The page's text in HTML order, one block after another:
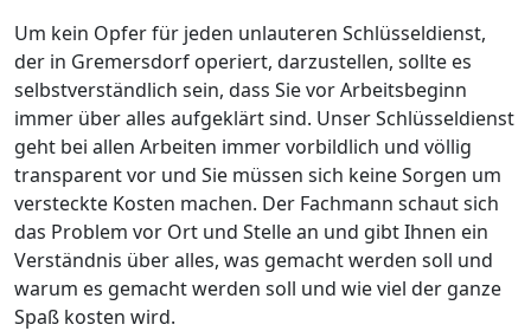
Um kein Opfer für jeden unlauteren Schlüsseldienst,
der in Gremersdorf operiert, darzustellen, sollte es
selbstverständlich sein, dass Sie vor Arbeitsbeginn
immer über alles aufgeklärt sind. Unser Schlüsseldienst
geht bei allen Arbeiten immer vorbildlich und völlig
transparent vor und Sie müssen sich keine Sorgen um
versteckte Kosten machen. Der Fachmann schaut sich
das Problem vor Ort und Stelle an und gibt Ihnen ein
Verständnis über alles, was gemacht werden soll und
warum es gemacht werden soll und wie viel der ganze
Spaß kosten wird.